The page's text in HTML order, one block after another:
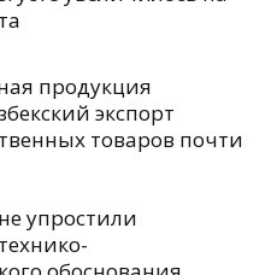
продукция
экспорт
товаров почти
упростили